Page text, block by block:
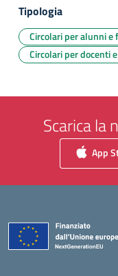
Tipologia
Circolari per alunni e
Circolari per docenti
Scarica la
App